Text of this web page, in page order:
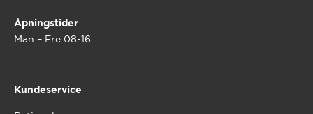
Åpningstider
Man – Fre 08-16
Kundeservice